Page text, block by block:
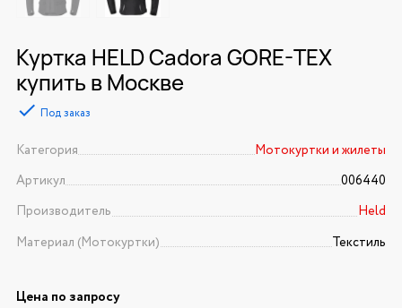
Куртка HELD Cadora GORE-TEX
купить в Москве
Под заказ
Категория
Мотокуртки и жилеты
Артикул
006440
Производитель
Held
Материал (Мотокуртки)
Текстиль
Цена по запросу